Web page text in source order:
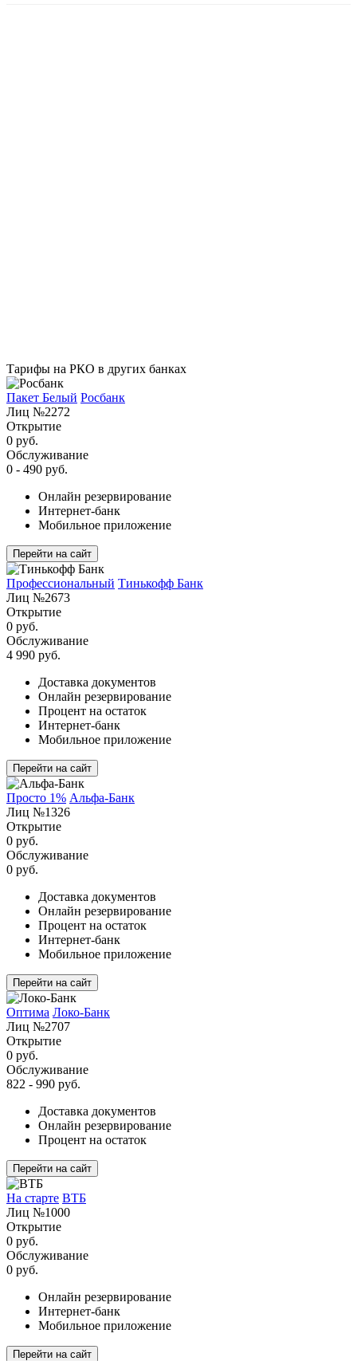
Тарифы на РКО в других банках
Пакет Белый Росбанк
Лиц №2272
Открытие
0 руб.
Обслуживание
0 - 490 руб.
Онлайн резервирование
Интернет-банк
Мобильное приложение
Перейти на сайт
Профессиональный Тинькофф Банк
Лиц №2673
Открытие
0 руб.
Обслуживание
4 990 руб.
Доставка документов
Онлайн резервирование
Процент на остаток
Интернет-банк
Мобильное приложение
Перейти на сайт
Просто 1% Альфа-Банк
Лиц №1326
Открытие
0 руб.
Обслуживание
0 руб.
Доставка документов
Онлайн резервирование
Процент на остаток
Интернет-банк
Мобильное приложение
Перейти на сайт
Оптима Локо-Банк
Лиц №2707
Открытие
0 руб.
Обслуживание
822 - 990 руб.
Доставка документов
Онлайн резервирование
Процент на остаток
Перейти на сайт
На старте ВТБ
Лиц №1000
Открытие
0 руб.
Обслуживание
0 руб.
Онлайн резервирование
Интернет-банк
Мобильное приложение
Перейти на сайт